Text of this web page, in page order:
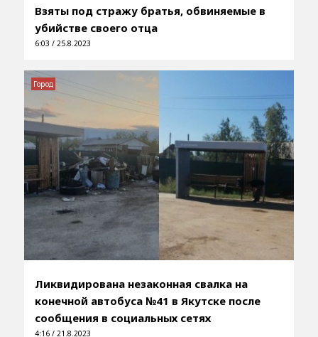
Взяты под стражу братья, обвиняемые в
убийстве своего отца
6:03 / 25.8.2023
Ликвидирована незаконная свалка на
конечной автобуса №41 в Якутске после
сообщения в социальных сетях
4:16 / 21.8.2023
Город